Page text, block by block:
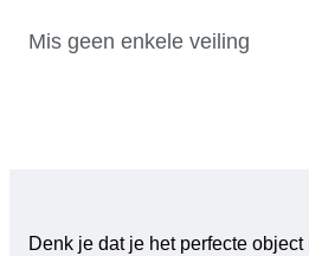
Mis geen enkele veiling
Denk je dat je het perfecte